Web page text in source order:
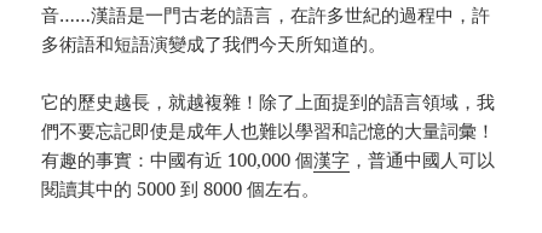
音……漢語是一門古老的語言，在許多世紀的過程中，許
多術語和短語演變成了我們今天所知道的。
它的歷史越長，就越複雜！除了上面提到的語言領域，我
們不要忘記即使是成年人也難以學習和記憶的大量詞彙！
有趣的事實：中國有近 100,000 個漢字 ，普通中國人可以
閱讀其中的 5000 到 8000 個左右。